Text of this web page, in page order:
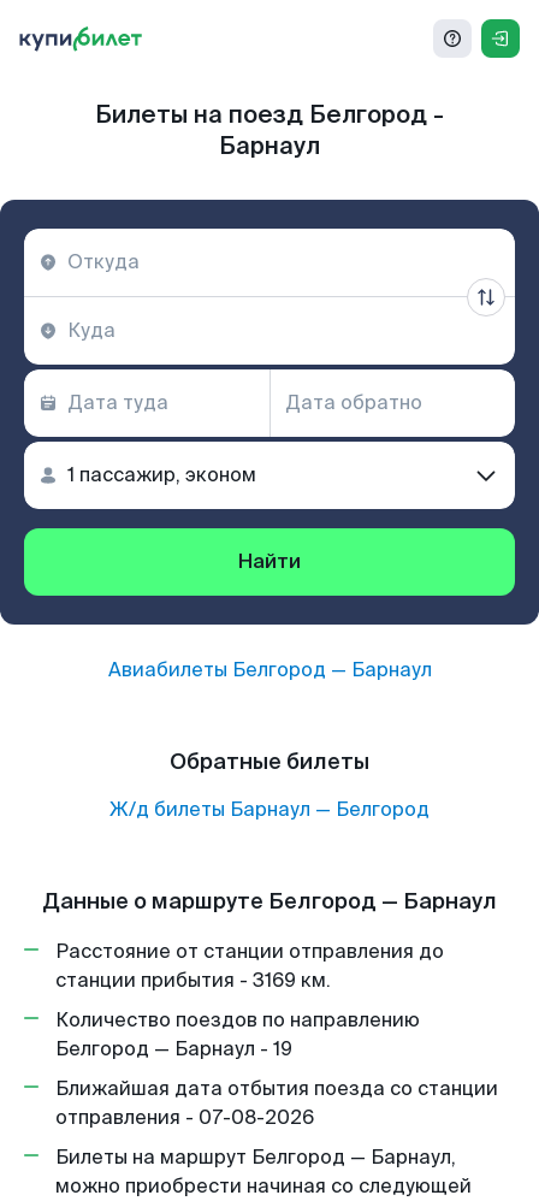
Билеты на поезд Белгород -
Барнаул
Найти
Авиабилеты Белгород — Барнаул
Обратные билеты
Ж/д билеты Барнаул — Белгород
Данные о маршруте Белгород — Барнаул
Расстояние от станции отправления до
станции прибытия - 3169 км.
Количество поездов по направлению
Белгород — Барнаул - 19
Ближайшая дата отбытия поезда со станции
отправления - 07-08-2026
Билеты на маршрут Белгород — Барнаул,
можно приобрести начиная со следующей